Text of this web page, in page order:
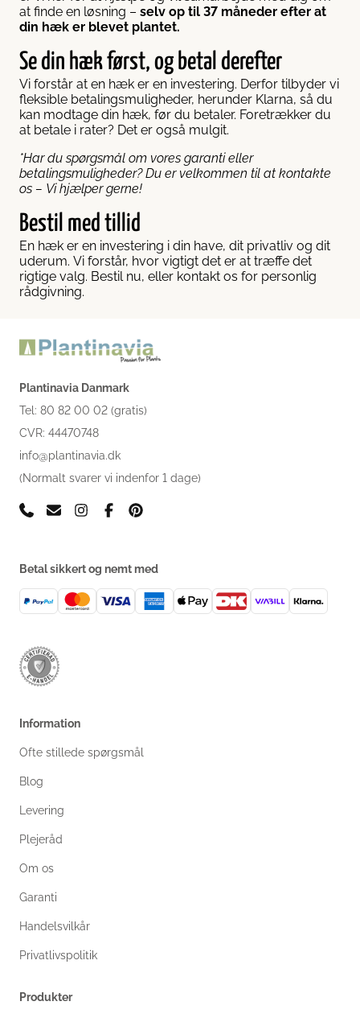
at finde en løsning – selv op til 37 måneder efter at
din hæk er blevet plantet.
Se din hæk først, og betal derefter
Vi forstår at en hæk er en investering. Derfor tilbyder vi
fleksible betalingsmuligheder, herunder Klarna, så du
kan modtage din hæk, før du betaler. Foretrækker du
at betale i rater? Det er også mulgit.
*Har du spørgsmål om vores garanti eller
betalingsmuligheder? Du er velkommen til at kontakte
os – Vi hjælper gerne!
Bestil med tillid
En hæk er en investering i din have, dit privatliv og dit
uderum. Vi forstår, hvor vigtigt det er at træffe det
rigtige valg. Bestil nu, eller kontakt os for personlig
rådgivning.
Plantinavia Danmark
Tel: 80 82 00 02 (gratis)
CVR: 44470748
info@plantinavia.dk
(Normalt svarer vi indenfor 1 dage)
Betal sikkert og nemt med
Information
Ofte stillede spørgsmål
Blog
Levering
Plejeråd
Om os
Garanti
Handelsvilkår
Privatlivspolitik
Produkter